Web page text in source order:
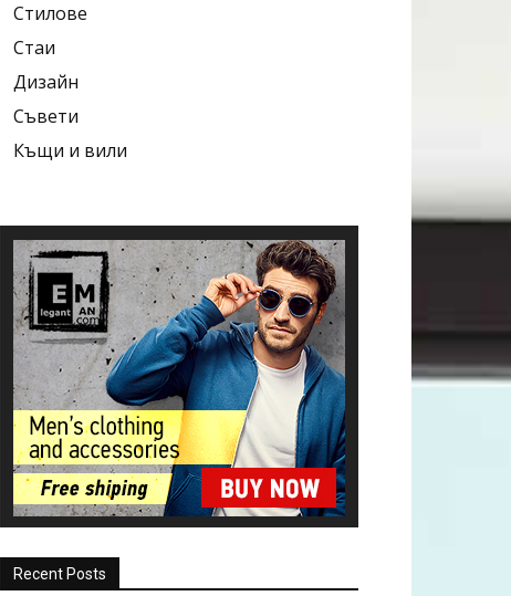
Стилове
Стаи
Дизайн
Съвети
Къщи и вили
Recent Posts